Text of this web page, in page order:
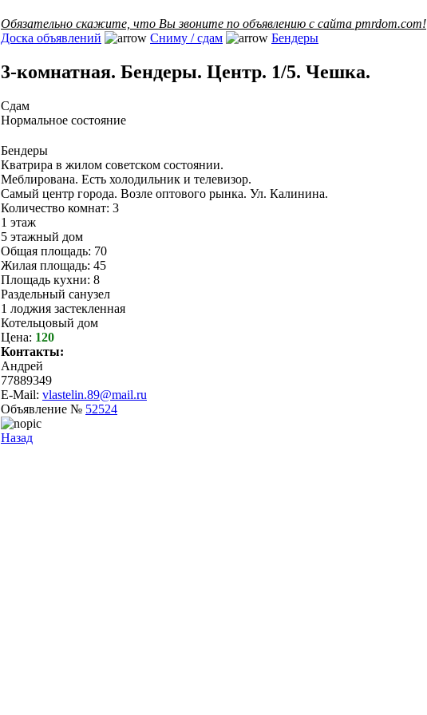
Обязательно скажите, что Вы звоните по объявлению с сайта pmrdom.com!
Доска объявлений
Сниму / сдам Бендеры
3-комнатная. Бендеры. Центр. 1/5. Чешка.
Сдам
Нормальное состояние
Бендеры
Кватрира в жилом советском состоянии.
Меблирована. Есть холодильник и телевизор.
Самый центр города. Возле оптового рынка. Ул. Калинина.
Количество комнат: 3
1 этаж
5 этажный дом
Общая площадь: 70
Жилая площадь: 45
Площадь кухни: 8
Раздельный санузел
1 лоджия застекленная
Котельцовый дом
Цена: 120
Контакты:
Андрей
77889349
E-Mail: vlastelin.89@mail.ru
Объявление № 52524
Назад